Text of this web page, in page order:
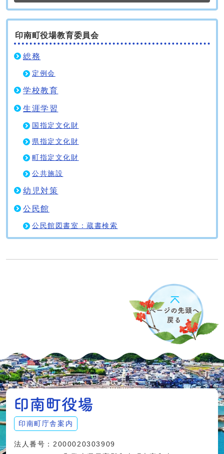
印南町役場教育委員会
総務
定例会
学校教育
生涯学習
国指定文化財
県指定文化財
町指定文化財
公共施設
幼児対策
公民館
公民館図書室：蔵書検索
印南町庁舎案内
法人番号：2000020303909